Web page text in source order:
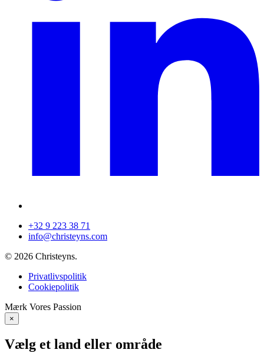
+32 9 223 38 71
info@christeyns.com
© 2026 Christeyns.
Privatlivspolitik
Cookiepolitik
Mærk Vores Passion
×
Vælg et land eller område